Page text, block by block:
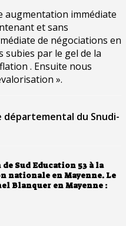
augmentation immédiate
et sans
de négociations en
subies par le gel de la
. Ensuite nous
».
départemental du Snudi-
Sud Education 53 à la
nationale en Mayenne. Le
Blanquer en Mayenne :